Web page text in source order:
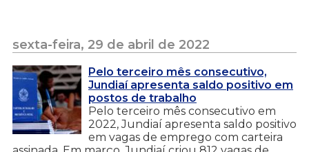
sexta-feira, 29 de abril de 2022
Pelo terceiro mês consecutivo,
Jundiaí apresenta saldo positivo em
postos de trabalho
Pelo terceiro mês consecutivo em
2022, Jundiaí apresenta saldo positivo
em vagas de emprego com carteira